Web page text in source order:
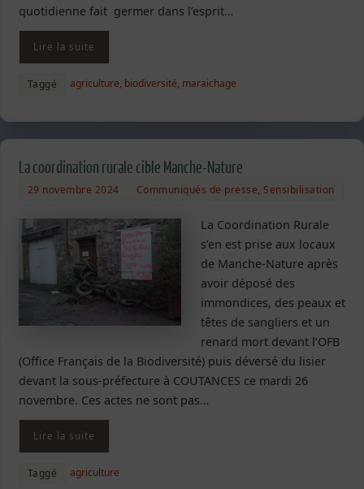
quotidienne fait germer dans l’esprit…
Lire la suite
Taggé agriculture, biodiversité, maraichage
La coordination rurale cible Manche-Nature
29 novembre 2024 Communiqués de presse, Sensibilisation
La Coordination Rurale
s’en est prise aux locaux
de Manche-Nature après
avoir déposé des
immondices, des peaux et
têtes de sangliers et un
renard mort devant l’OFB
(Office Français de la Biodiversité) puis déversé du lisier
devant la sous-préfecture à COUTANCES ce mardi 26
novembre. Ces actes ne sont pas…
Lire la suite
Taggé agriculture